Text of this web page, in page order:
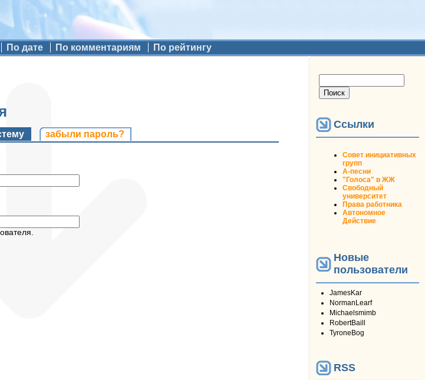
По дате По комментариям По рейтингу
(активная вкладка)
забыли пароль?
Ссылки
Совет инициативных
групп
А-песни
"Голоса" в ЖЖ
Свободный
университет
Права работника
Автономное
Действие
Новые
пользователи
JamesKar
NormanLearf
Michaelsmimb
RobertBaill
TyroneBog
RSS